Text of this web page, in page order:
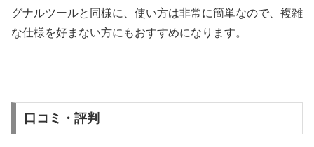
グナルツールと同様に、使い方は非常に簡単なので、複雑
な仕様を好まない方にもおすすめになります。
口コミ・評判